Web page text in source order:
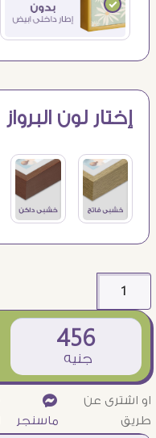
إختار لون البرواز
456
جنيه
او اشترى عن
طريق
¥
ماسنجر